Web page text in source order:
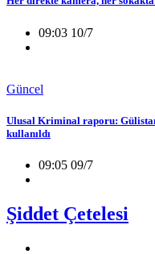
09:03 10/7
Güncel
Ulusal Kriminal raporu:
kullanıldı
09:05 09/7
Şiddet Çetelesi